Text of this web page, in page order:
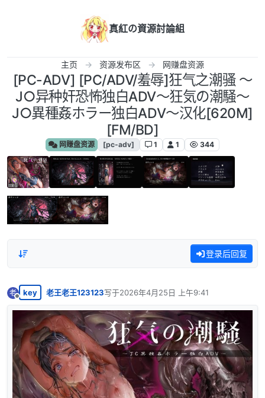
真紅の資源討論組
主页 资源发布区 网赚盘资源
[PC-ADV] [PC/ADV/羞辱]狂气之潮骚 ～
J○异种奸恐怖独白ADV～狂気の潮騒～
J○異種姦ホラー独白ADV～汉化[620M]
[FM/BD]
网赚盘资源 [pc-adv] 1 1 344
登录后回复
老
离线
key 老王老王123123写于2026年4月25日 上午9:41
最后由 编辑